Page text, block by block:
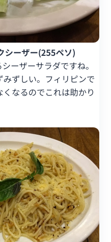
シーザー(255ペソ)
ーザーサラダですね。
ずしい。フィリピンで
なるのでこれは助かり